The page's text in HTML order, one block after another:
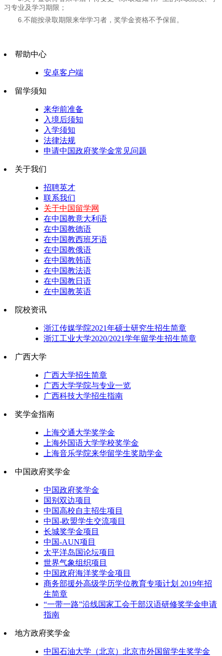
习专业及学习期限；
6.不能按录取期限来华学习者，奖学金资格不予保留。
帮助中心
安卓客户端
留学须知
来华前准备
入境后须知
入学须知
法律法规
申请中国政府奖学金常见问题
关于我们
招聘英才
联系我们
关于中国留学网
在中国教意大利语
在中国教德语
在中国教西班牙语
在中国教俄语
在中国教韩语
在中国教法语
在中国教日语
在中国教英语
院校资讯
浙江传媒学院2021年硕士研究生招生简章
浙江工业大学2020/2021学年留学生招生简章
广西大学
广西大学招生简章
广西大学学院与专业一览
广西科技大学招生指南
奖学金指南
上海交通大学奖学金
上海外国语大学学校奖学金
上海音乐学院来华留学生奖助学金
中国政府奖学金
中国政府奖学金
国别双边项目
中国高校自主招生项目
中国-欧盟学生交流项目
长城奖学金项目
中国-AUN项目
太平洋岛国论坛项目
世界气象组织项目
中国政府海洋奖学金项目
商务部援外高级学历学位教育专项计划 2019年招
生简章
“一带一路”沿线国家工会干部汉语研修奖学金申请
指南
地方政府奖学金
中国石油大学（北京）北京市外国留学生奖学金